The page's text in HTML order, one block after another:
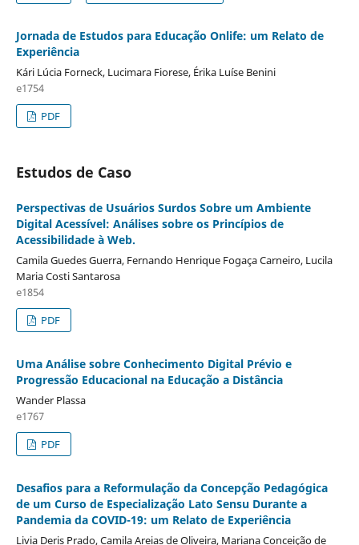
Jornada de Estudos para Educação Onlife: um Relato de
Experiência
Kári Lúcia Forneck, Lucimara Fiorese, Érika Luí­se Benini
e1754
PDF
Estudos de Caso
Perspectivas de Usuários Surdos Sobre um Ambiente
Digital Acessível: Análises sobre os Princípios de
Acessibilidade à Web.
Camila Guedes Guerra, Fernando Henrique Fogaça Carneiro, Lucila
Maria Costi Santarosa
e1854
PDF
Uma Análise sobre Conhecimento Digital Prévio e
Progressão Educacional na Educação a Distância
Wander Plassa
e1767
PDF
Desafios para a Reformulação da Concepção Pedagógica
de um Curso de Especialização Lato Sensu Durante a
Pandemia da COVID-19: um Relato de Experiência
Livia Deris Prado, Camila Areias de Oliveira, Mariana Conceição de